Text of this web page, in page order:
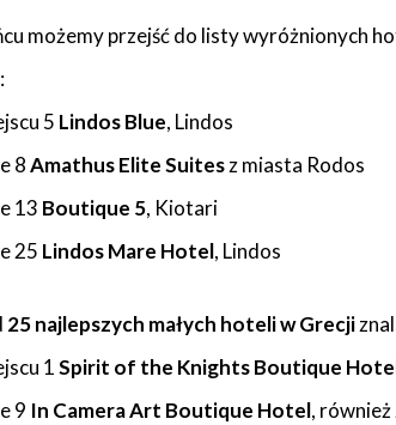
możemy przejść do listy wyróżnionych
5 Lindos Blue, Lindos
8Amathus Elite Suitesz miasta Rodos
13 Boutique 5, Kiotari
25 Lindos Mare Hotel, Lindos
25 najlepszych małych hoteli w Grecji
1Spirit of the Knights Boutique
9 In Camera Art Boutique Hotel, również